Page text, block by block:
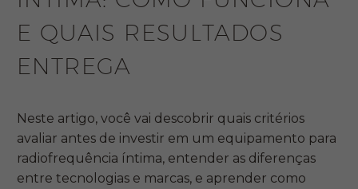
E QUAIS RESULTADOS
ENTREGA
Neste artigo, você vai descobrir quais critérios
avaliar antes de investir em um equipamento para
radiofrequência íntima, entender as diferenças
entre tecnologias e marcas, e aprender como